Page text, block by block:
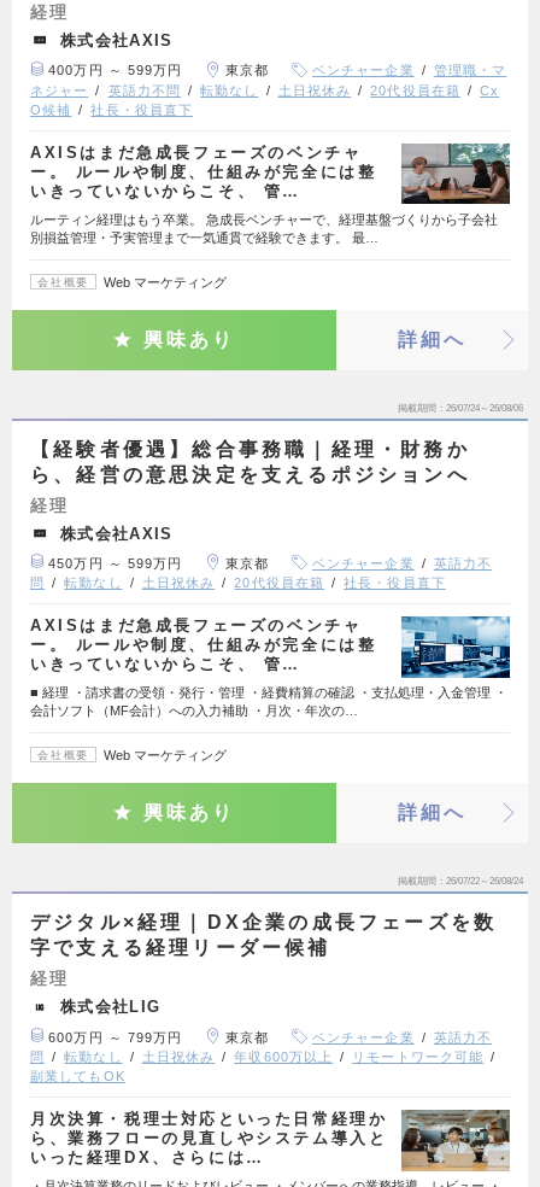
経理
株式会社AXIS
400万円 ～ 599万円 東京都 ベンチャー企業
管理職・マ
ネジャー
英語力不問 転勤なし 土日祝休み 20代役員在籍
Cx
O候補
社長・役員直下
AXISはまだ急成長フェーズのベンチャ
ー。 ルールや制度、仕組みが完全には整
いきっていないからこそ、 管…
ルーティン経理はもう卒業。 急成長ベンチャーで、経理基盤づくりから子会社
別損益管理・予実管理まで一気通貫で経験できます。 最…
会社概要 Web マーケティング
興味あり 詳細へ
掲載期間 26/07/24～26/08/06
【経験者優遇】総合事務職｜経理・財務か
ら、経営の意思決定を支えるポジションへ
経理
株式会社AXIS
450万円 ～ 599万円 東京都 ベンチャー企業
英語力不
問
転勤なし 土日祝休み 20代役員在籍 社長・役員直下
AXISはまだ急成長フェーズのベンチャ
ー。 ルールや制度、仕組みが完全には整
いきっていないからこそ、 管…
■ 経理 ・請求書の受領・発行・管理 ・経費精算の確認 ・支払処理・入金管理 ・
会計ソフト（MF会計）への入力補助 ・月次・年次の…
会社概要 Web マーケティング
興味あり 詳細へ
掲載期間 26/07/22～26/08/24
デジタル×経理｜DX企業の成長フェーズを数
字で支える経理リーダー候補
経理
株式会社LIG
600万円 ～ 799万円 東京都 ベンチャー企業
英語力不
問
転勤なし 土日祝休み 年収600万以上
リモートワーク可能
副業してもOK
月次決算・税理士対応といった日常経理か
ら、業務フローの見直しやシステム導入と
いった経理DX、さらには…